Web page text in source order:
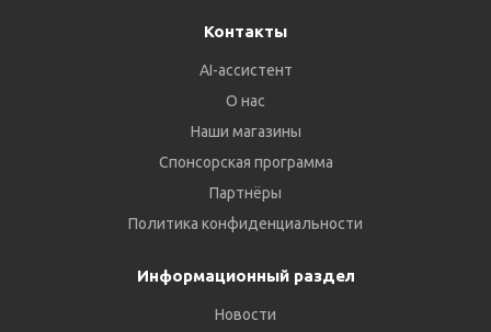
Контакты
AI-ассистент
О нас
Наши магазины
Спонсорская программа
Партнёры
Политика конфиденциальности
Информационный раздел
Новости